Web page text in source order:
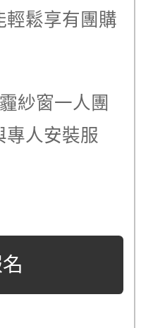
輕鬆享有團購
紗窗一人團
專人安裝服